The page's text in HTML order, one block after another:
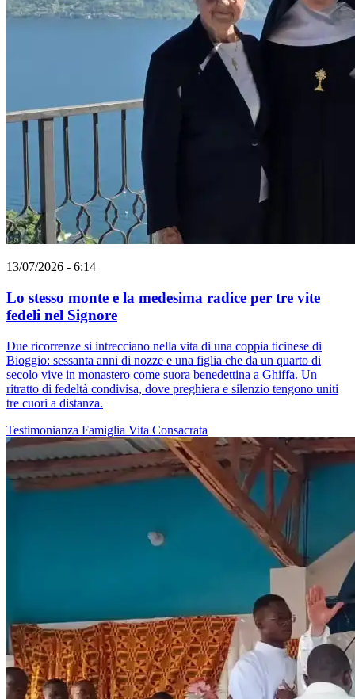
13/07/2026 - 6:14
Lo stesso monte e la medesima radice per tre vite
fedeli nel Signore
Due ricorrenze si intrecciano nella vita di una coppia ticinese di
Bioggio: sessanta anni di nozze e una figlia che da un quarto di
secolo vive in monastero come suora benedettina a Ghiffa. Un
ritratto di fedeltà condivisa, dove preghiera e silenzio tengono uniti
tre cuori a distanza.
Testimonianza Famiglia Vita Consacrata